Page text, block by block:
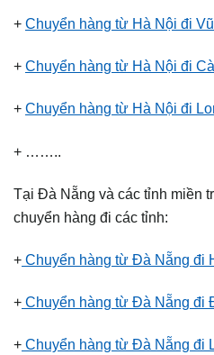
+ Chuyển hàng từ Hà Nội đi
+ Chuyển hàng từ Hà Nội đi
+ Chuyển hàng từ Hà Nội đi
+ ……..
Tại Đà Nẵng và các tỉnh miền
chuyển hàng đi các tỉnh:
+ Chuyển hàng từ Đà Nẵng đi
+ Chuyển hàng từ Đà Nẵng đi
+ Chuyển hàng từ Đà Nẵng đi